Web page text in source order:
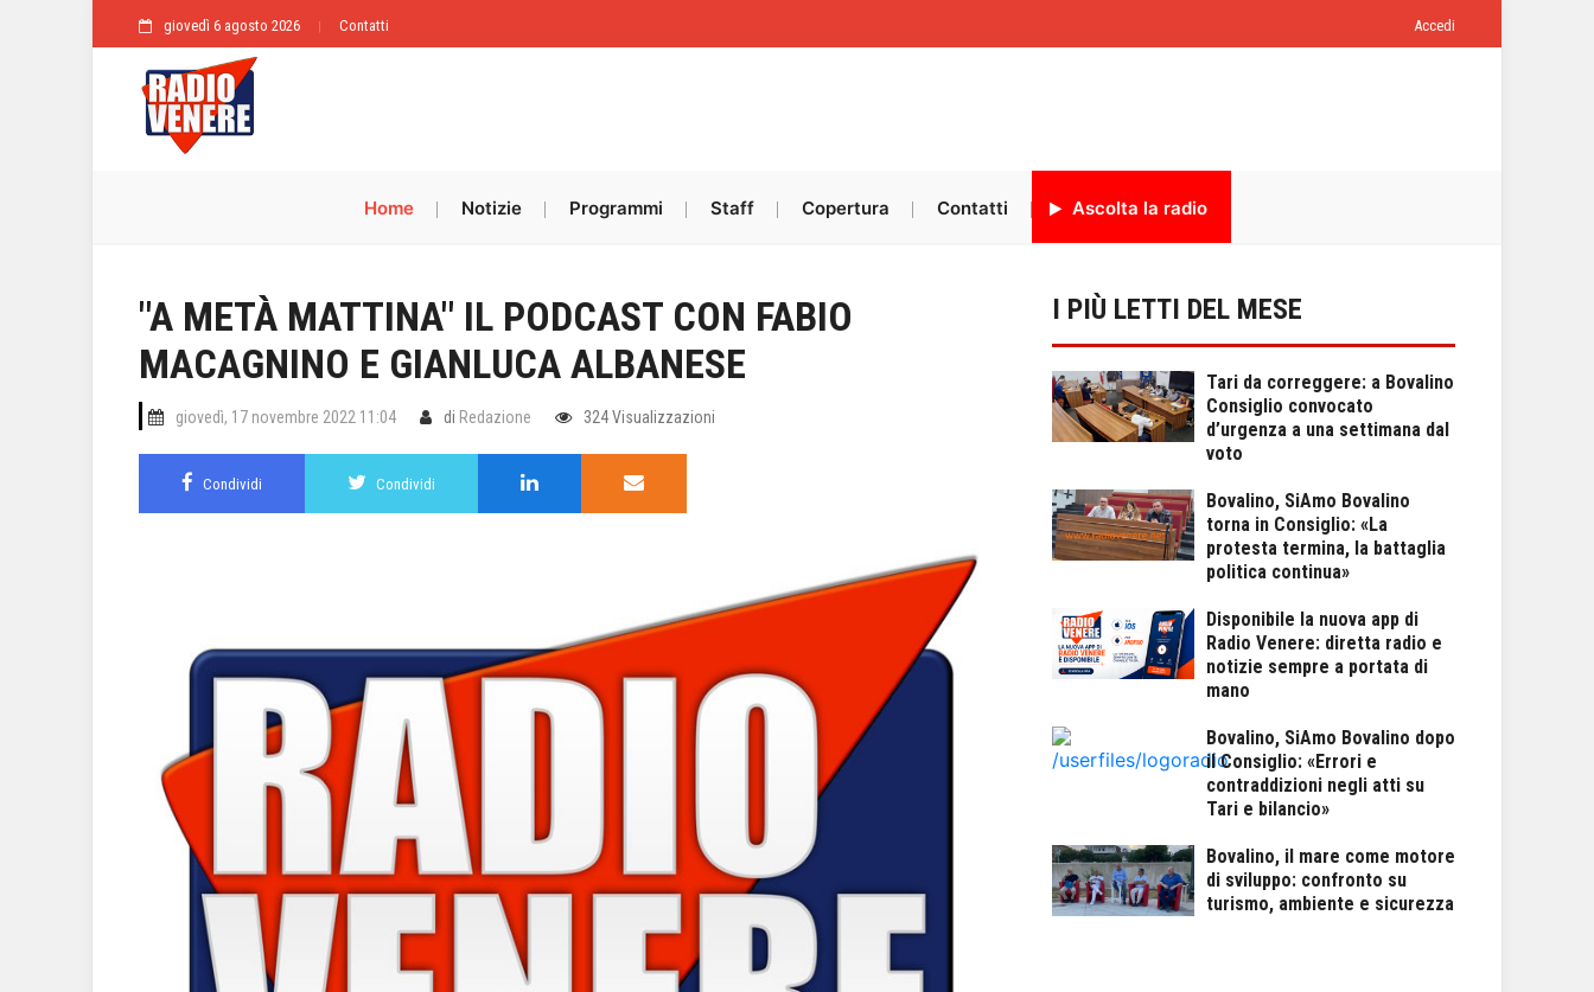
giovedì 6 agosto 2026 Contatti Accedi
Home Notizie Programmi Staff Copertura Contatti Ascolta la radio
"A METÀ MATTINA" IL PODCAST CON FABIO
MACAGNINO E GIANLUCA ALBANESE
giovedì, 17 novembre 2022 11:04 di Redazione 324 Visualizzazioni
Condividi Condividi
I PIÙ LETTI DEL MESE
Tari da correggere: a Bovalino
Consiglio convocato
d’urgenza a una settimana dal
voto
Bovalino, SiAmo Bovalino
torna in Consiglio: «La
protesta termina, la battaglia
politica continua»
Disponibile la nuova app di
Radio Venere: diretta radio e
notizie sempre a portata di
mano
Bovalino, SiAmo Bovalino dopo
il Consiglio: «Errori e
contraddizioni negli atti su
Tari e bilancio»
Bovalino, il mare come motore
di sviluppo: confronto su
turismo, ambiente e sicurezza